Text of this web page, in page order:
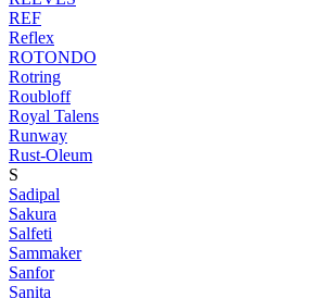
REF
Reflex
ROTONDO
Rotring
Roubloff
Royal Talens
Runway
Rust-Oleum
S
Sadipal
Sakura
Salfeti
Sammaker
Sanfor
Sanita